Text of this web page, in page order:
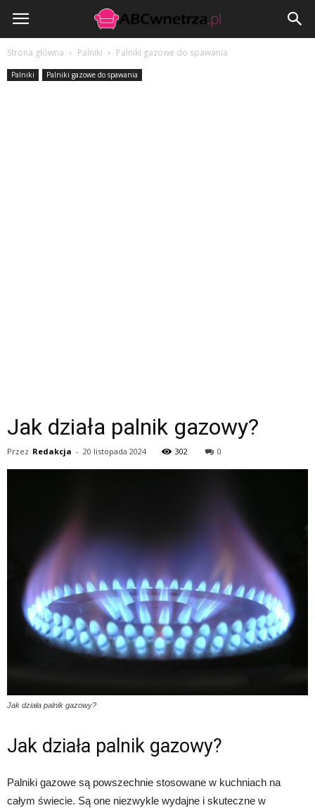
ABCwnetrza.pl
Strona główna Palniki Palniki gazowe do spawania
Palniki Palniki gazowe do spawania
Jak działa palnik gazowy?
Przez Redakcja - 20 listopada 2024 302 0
Jak działa palnik gazowy?
Jak działa palnik gazowy?
Palniki gazowe są powszechnie stosowane w kuchniach na
całym świecie. Są one niezwykle wydajne i skuteczne w